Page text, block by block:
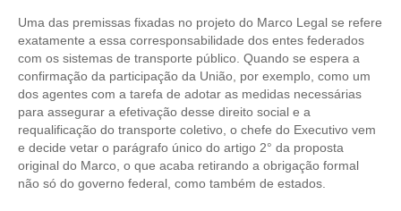
JORNAL DO ENGENHEIRO
AGENDA
SEESP NOTÍCIAS
NOTÍCIAS NO WHATSAPP
FOTOS
Uma das premissas fixadas no projeto do Marco Legal se refere
exatamente a essa corresponsabilidade dos entes federados
com os sistemas de transporte público. Quando se espera a
confirmação da participação da União, por exemplo, como um
dos agentes com a tarefa de adotar as medidas necessárias
para assegurar a efetivação desse direito social e a
requalificação do transporte coletivo, o chefe do Executivo vem
e decide vetar o parágrafo único do artigo 2° da proposta
original do Marco, o que acaba retirando a obrigação formal
não só do governo federal, como também de estados.